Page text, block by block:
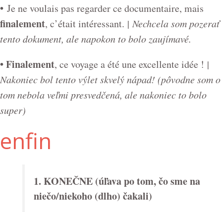
• Je ne voulais pas regarder ce documentaire, mais
finalement, c’était intéressant. | Nechcela som pozerať
tento dokument, ale napokon to bolo zaujímavé.
• Finalement, ce voyage a été une excellente idée ! |
Nakoniec bol tento výlet skvelý nápad! (pôvodne som o
tom nebola veľmi presvedčená, ale nakoniec to bolo
super)
enfin
1. KONEČNE (úľava po tom, čo sme na
niečo/niekoho (dlho) čakali)